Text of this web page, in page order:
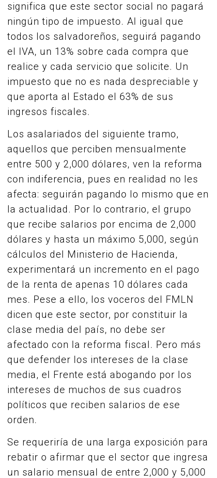
significa que este sector social no pagará
ningún tipo de impuesto. Al igual que
todos los salvadoreños, seguirá pagando
el IVA, un 13% sobre cada compra que
realice y cada servicio que solicite. Un
impuesto que no es nada despreciable y
que aporta al Estado el 63% de sus
ingresos fiscales.
Los asalariados del siguiente tramo,
aquellos que perciben mensualmente
entre 500 y 2,000 dólares, ven la reforma
con indiferencia, pues en realidad no les
afecta: seguirán pagando lo mismo que en
la actualidad. Por lo contrario, el grupo
que recibe salarios por encima de 2,000
dólares y hasta un máximo 5,000, según
cálculos del Ministerio de Hacienda,
experimentará un incremento en el pago
de la renta de apenas 10 dólares cada
mes. Pese a ello, los voceros del FMLN
dicen que este sector, por constituir la
clase media del país, no debe ser
afectado con la reforma fiscal. Pero más
que defender los intereses de la clase
media, el Frente está abogando por los
intereses de muchos de sus cuadros
políticos que reciben salarios de ese
orden.
Se requeriría de una larga exposición para
rebatir o afirmar que el sector que ingresa
un salario mensual de entre 2,000 y 5,000